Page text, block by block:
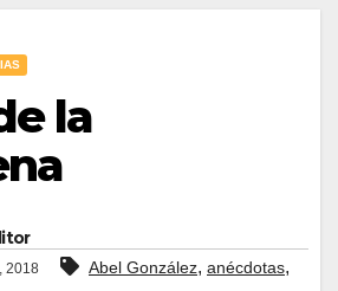
la
2018 Abel González, anécdotas,